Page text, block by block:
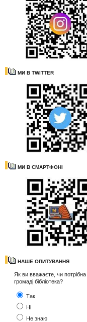
МИ В TWITTER
МИ В СМАРТФОНІ
НАШЕ ОПИТУВАННЯ
Як ви вважаєте, чи
громаді бібліотека?
Так
Ні
Не знаю